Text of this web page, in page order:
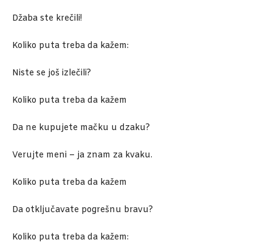
Džaba ste krečili!
Koliko puta treba da kažem:
Niste se još izlečili?
Koliko puta treba da kažem
Da ne kupujete mačku u dzaku?
Verujte meni – ja znam za kvaku.
Koliko puta treba da kažem
Da otključavate pogrešnu bravu?
Koliko puta treba da kažem: